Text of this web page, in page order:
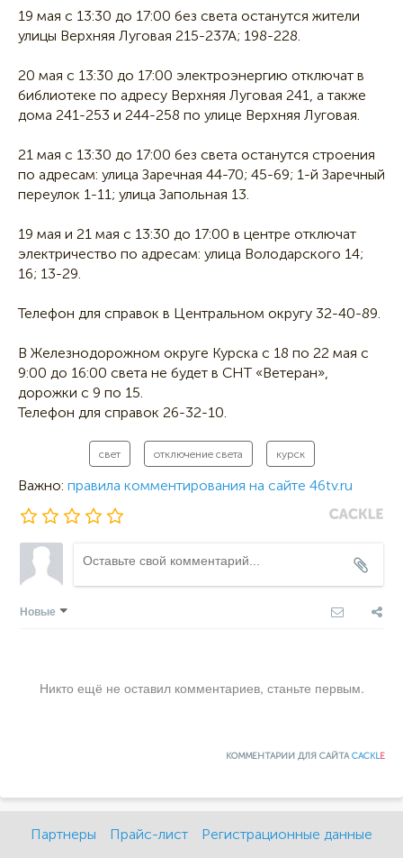
19 мая с 13:30 до 17:00 без света останутся жители
улицы Верхняя Луговая 215-237А; 198-228.
20 мая с 13:30 до 17:00 электроэнергию отключат в
библиотеке по адресу Верхняя Луговая 241, а также
дома 241-253 и 244-258 по улице Верхняя Луговая.
21 мая с 13:30 до 17:00 без света останутся строения
по адресам: улица Заречная 44-70; 45-69; 1-й Заречный
переулок 1-11; улица Запольная 13.
19 мая и 21 мая с 13:30 до 17:00 в центре отключат
электричество по адресам: улица Володарского 14;
16; 13-29.
Телефон для справок в Центральном округу 32-40-89.
В Железнодорожном округе Курска с 18 по 22 мая с
9:00 до 16:00 света не будет в СНТ «Ветеран»,
дорожки с 9 по 15.
Телефон для справок 26-32-10.
свет отключение света курск
Важно: правила комментирования на сайте 46tv.ru
Новые
Никто ещё не оставил комментариев, станьте первым.
КОММЕНТАРИИ ДЛЯ САЙТАCACKLE
Партнеры Прайс-лист Регистрационные данные